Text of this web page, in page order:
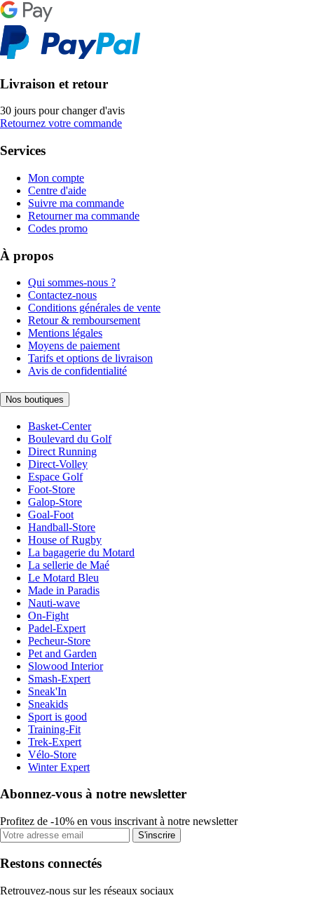
Livraison et retour
30 jours pour changer d'avis
Retournez votre commande
Services
Mon compte
Centre d'aide
Suivre ma commande
Retourner ma commande
Codes promo
À propos
Qui sommes-nous ?
Contactez-nous
Conditions générales de vente
Retour & remboursement
Mentions légales
Moyens de paiement
Tarifs et options de livraison
Avis de confidentialité
Nos boutiques
Basket-Center
Boulevard du Golf
Direct Running
Direct-Volley
Espace Golf
Foot-Store
Galop-Store
Goal-Foot
Handball-Store
House of Rugby
La bagagerie du Motard
La sellerie de Maé
Le Motard Bleu
Made in Paradis
Nauti-wave
On-Fight
Padel-Expert
Pecheur-Store
Pet and Garden
Slowood Interior
Smash-Expert
Sneak'In
Sneakids
Sport is good
Training-Fit
Trek-Expert
Vélo-Store
Winter Expert
Abonnez-vous à notre newsletter
Profitez de -10% en vous inscrivant à notre newsletter
S'inscrire
Restons connectés
Retrouvez-nous sur les réseaux sociaux